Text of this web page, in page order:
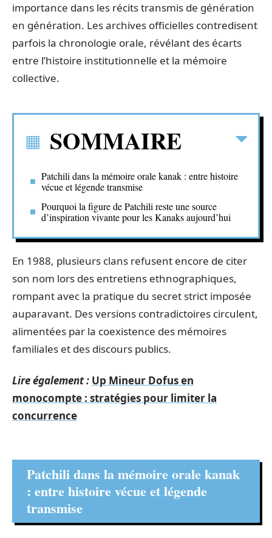
importance dans les récits transmis de génération
en génération. Les archives officielles contredisent
parfois la chronologie orale, révélant des écarts
entre l’histoire institutionnelle et la mémoire
collective.
SOMMAIRE
Patchili dans la mémoire orale kanak : entre histoire
vécue et légende transmise
Pourquoi la figure de Patchili reste une source
d’inspiration vivante pour les Kanaks aujourd’hui
En 1988, plusieurs clans refusent encore de citer
son nom lors des entretiens ethnographiques,
rompant avec la pratique du secret strict imposée
auparavant. Des versions contradictoires circulent,
alimentées par la coexistence des mémoires
familiales et des discours publics.
Lire également : Up Mineur Dofus en
monocompte : stratégies pour limiter la
concurrence
Patchili dans la mémoire orale kanak
: entre histoire vécue et légende
transmise